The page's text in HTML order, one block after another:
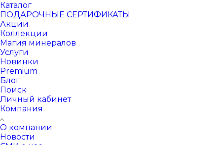
Каталог
ПОДАРОЧНЫЕ СЕРТИФИКАТЫ
Акции
Коллекции
Магия минералов
Услуги
Новинки
Premium
Блог
Поиск
Личный кабинет
Компания
О компании
Новости